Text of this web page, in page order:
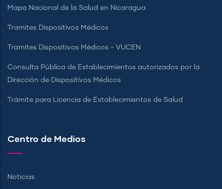
Mapa Nacional de la Salud en Nicaragua
Tramites Dispositivos Médicos
Tramites Dispositivos Médicos - VUCEN
Consulta Pública de Establecimientos autorizados por la
Dirección de Dispositivos Médicos
Trámite para Licencia de Establecimientos de Salud
Centro de Medios
Noticias